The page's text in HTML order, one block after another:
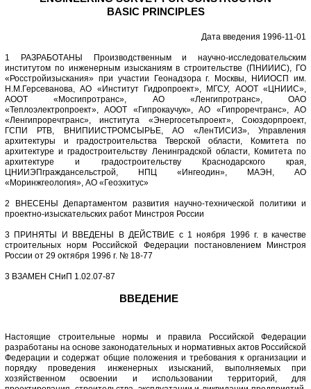
BASIC PRINCIPLES
Дата введения 1996-11-01
1 РАЗРАБОТАНЫ Производственным и научно-исследовательским
институтом по инженерным изысканиям в строительстве (ПНИИИС), ГО
«Росстройизыскания» при участии Геонадзора г. Москвы, НИИОСП им.
Н.М.Герсеванова, АО «Институт Гидропроект», МГСУ, АООТ «ЦНИИС»,
АООТ «Мосгипротранс», АО «Ленгипротранс», ОАО
«Теплоэлектропроект», АООТ «Гипрокаучук», АО «Гипроречтранс», АО
«Ленгипроречтранс», института «Энергосетьпроект», Союздорпроект,
ГСПИ РТВ, ВНИПИИСТРОМСЫРЬЕ, АО «ЛенТИСИЗ», Управления
архитектуры и градостроительства Тверской области, Комитета по
архитектуре и градостроительству Ленинградской области, Комитета по
архитектуре и градостроительству Краснодарского края,
ЦНИИЭПграждансельстрой, НПЦ «Ингеодин», МАЭН, АО
«Моринжгеология», АО «Геоэхитус»
2 ВНЕСЕНЫ Департаментом развития научно-технической политики и
проектно-изыскательских работ Минстроя России
3 ПРИНЯТЫ И ВВЕДЕНЫ В ДЕЙСТВИЕ с 1 ноября 1996 г. в качестве
строительных норм Российской Федерации постановлением Минстроя
России от 29 октября 1996 г. № 18-77
3 ВЗАМЕН СНиП 1.02.07-87
ВВЕДЕНИЕ
Настоящие строительные нормы и правила Российской Федерации
разработаны на основе законодательных и нормативных актов Российской
Федерации и содержат общие положения и требования к организации и
порядку проведения инженерных изысканий, выполняемых при
хозяйственном освоении и использовании территорий, для